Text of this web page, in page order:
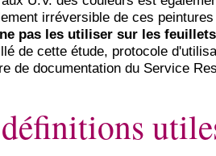
irréversible de ces
ne pas les utiliser sur les
de cette étude, protocole
de documentation du Service